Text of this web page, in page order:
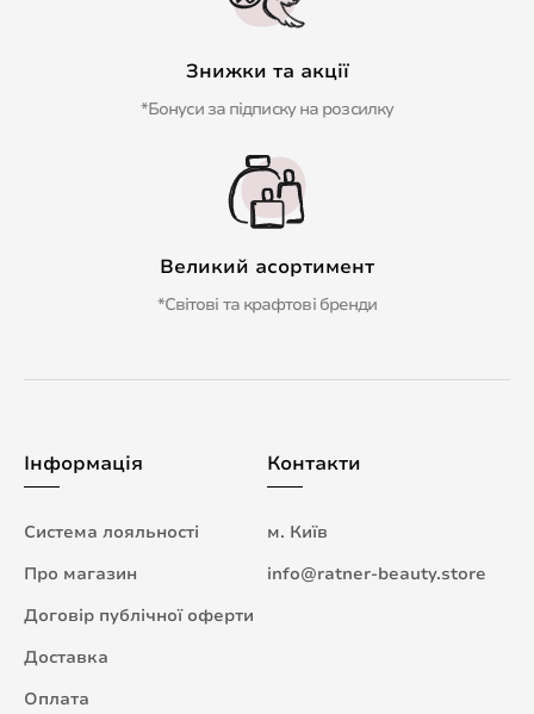
Знижки та акції
*Бонуси за підписку на розсилку
Великий асортимент
*Світові та крафтові бренди
Інформація
Система лояльності
Про магазин
Договір публічної оферти
Доставка
Оплата
Контакти
м. Київ
info@ratner-beauty.store